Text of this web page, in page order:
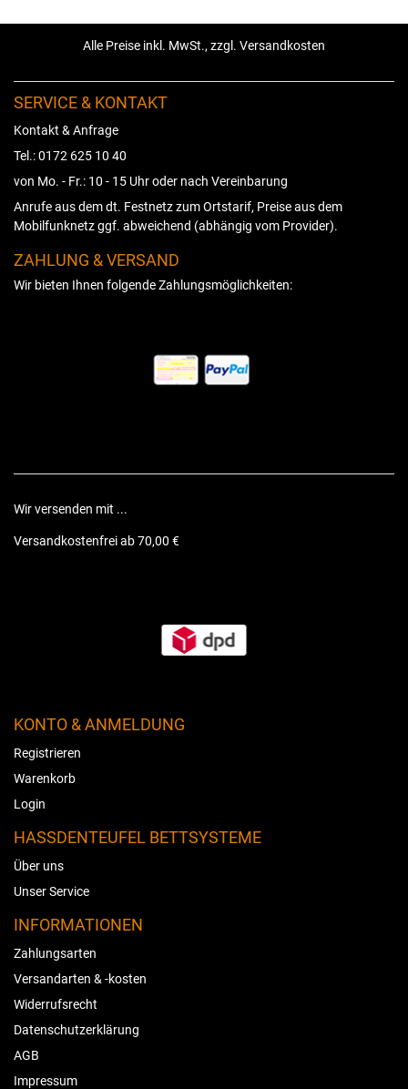
Alle Preise inkl. MwSt., zzgl. Versandkosten
SERVICE & KONTAKT
Kontakt & Anfrage
Tel.: 0172 625 10 40
von Mo. - Fr.: 10 - 15 Uhr oder nach Vereinbarung
Anrufe aus dem dt. Festnetz zum Ortstarif, Preise aus dem
Mobilfunknetz ggf. abweichend (abhängig vom Provider).
ZAHLUNG & VERSAND
Wir bieten Ihnen folgende Zahlungsmöglichkeiten:
Wir versenden mit ...
Versandkostenfrei ab 70,00 €
KONTO & ANMELDUNG
Registrieren
Warenkorb
Login
HASSDENTEUFEL BETTSYSTEME
Über uns
Unser Service
INFORMATIONEN
Zahlungsarten
Versandarten & -kosten
Widerrufsrecht
Datenschutzerklärung
AGB
Impressum